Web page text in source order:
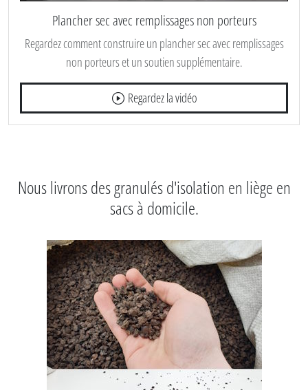
Plancher sec avec remplissages non porteurs
Regardez comment construire un plancher sec avec remplissages
non porteurs et un soutien supplémentaire.
Regardez la vidéo
Nous livrons des granulés d'isolation en liège en
sacs à domicile.